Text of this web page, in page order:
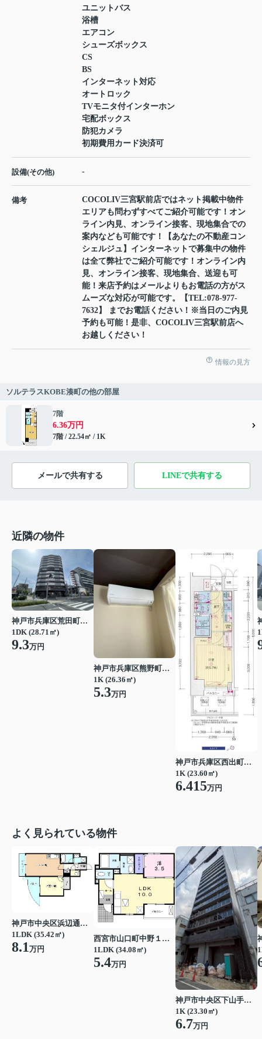
ユニットバス
浴槽
エアコン
シューズボックス
CS
BS
インターネット対応
オートロック
TVモニタ付インターホン
宅配ボックス
防犯カメラ
初期費用カード決済可
設備(その他) -
備考
COCOLIV三宮駅前店ではネット掲載中物件
エリアも問わずすべてご紹介可能です！オン
ライン内見、オンライン接客、現地集合での
案内なども可能です！【あなたの不動産コン
シェルジュ】インターネットで募集中の物件
は全て弊社でご紹介可能です！オンライン内
見、オンライン接客、現地集合、送迎も可
能！来店予約はメールよりもお電話の方がス
ムーズな対応が可能です。【TEL:078-977-
7632】 までお電話ください！※当日のご内見
予約も可能！是非、COCOLIV三宮駅前店へ
お越しください！
情報の見方
ソルテラスKOBE湊町の他の部屋
7階
6.36万円
7階 / 22.54㎡ / 1K
メールで共有する LINEで共有する
近隣の物件
神戸市兵庫区荒田町１丁目
1DK (28.71㎡)
9.3万円
神戸市兵庫区熊野町５丁目
1K (26.36㎡)
5.3万円
神戸市兵庫区西出町２丁目
1K (23.60㎡)
6.415万円
よく見られている物件
神戸市中央区浜辺通３丁目
1LDK (35.42㎡)
8.1万円
西宮市山口町中野１丁目
1LDK (34.08㎡)
5.4万円
神戸市中央区下山手通７丁目
1K (23.30㎡)
6.7万円